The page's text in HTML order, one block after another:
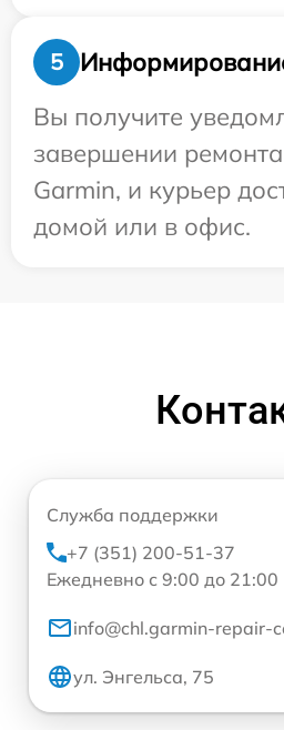
5
Вы получите
завершении
Garmin, и курьер
домой или в офис.
Служба поддержки
+7 (351) 200-51-37
Ежедневно с 9:00 до 21:00
info@chl.garmin-repair-
ул. Энгельса, 75